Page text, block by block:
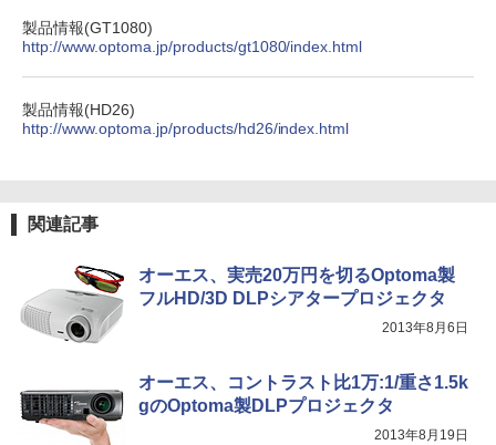
製品情報(GT1080)
http://www.optoma.jp/products/gt1080/index.html
製品情報(HD26)
http://www.optoma.jp/products/hd26/index.html
関連記事
オーエス、実売20万円を切るOptoma製
フルHD/3D DLPシアタープロジェクタ
2013年8月6日
オーエス、コントラスト比1万:1/重さ1.5k
gのOptoma製DLPプロジェクタ
2013年8月19日